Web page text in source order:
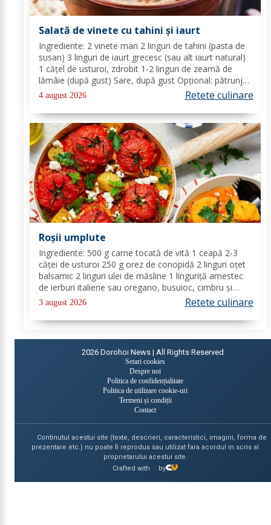
Salată de vinete cu tahini și iaurt
Ingrediente: 2 vinete mari 2 linguri de tahini (pasta de
susan) 3 linguri de iaurt grecesc (sau alt iaurt natural)
1 cățel de usturoi, zdrobit 1-2 linguri de zeamă de
lămâie (după gust) Sare, după gust Opțional: pătrunjel
proaspăt tocat pentru decor Mod de preparare: Coace
vinetele pe grătar sau în...
4 august 2026 Retete culinare
Roșii umplute
Ingrediente: 500 g carne tocată de vită 1 ceapă 2-3
căței de usturoi 250 g orez de conopidă 2 linguri oțet
balsamic 2 linguri ulei de măsline 1 linguriță amestec
de ierburi italiene sau oregano, busuioc, cimbru și
rozmarin uscate sare de mare piper negru Mod de
preparare: Se încălzește cuptorul la...
3 august 2026 Retete culinare
2026 Dorohoi News | All Rights Reserved
Setari cookies
Despre noi
Politica de confidențialitate
Politica de utilizare cookie-uri
Termeni și condiții
Contact
Continutul acestui site (texte, descrieri, caracteristici, imagini, forma de
prezentare etc.) nu poate fi reprodus sau utilizat fara acordul in scris al
proprietarului acestui site.
Crafted with
by